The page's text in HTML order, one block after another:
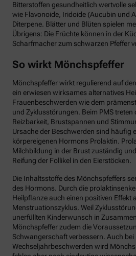
Bitterstoffen gesundheitlich wertvolle
wie Flavonoide, Iridoide (Aucubin und
Diterpene. Blätter und Blüten spielen
Übrigens: Die Früchte können in der
Scharfmacher zum schwarzen Pfeffer
So wirkt Mönchspfeffer
Mönchspfeffer wirkt regulierend auf
ein erwiesen wirksames alternatives
Frauenbeschwerden wie dem
und Zyklusstörungen. Beim PMS treten
Reizbarkeit, Brustspannen und
Ursache der Beschwerden sind häufig
körpereigenen Hormons Prolaktin.
Milchbildung in der Brust zuständig
Reifung der Follikel in den Eierstöcken.
Die Inhaltsstoffe des Mönchspfeffers
des Hormons. Durch die
Heilpflanze auch einen positiven Effekt
Menstruationszyklus. Weil
unerfüllten Kinderwunsch in
Mönchspfeffer zudem die
Schwangerschaft verbessern. Auch
Wechseljahrbeschwerden wird